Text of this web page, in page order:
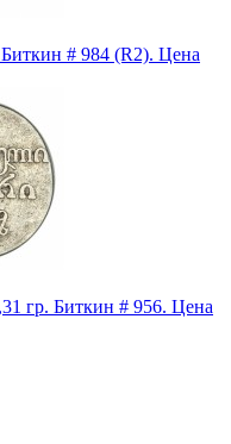
# 984 (R2). Цена
гр. Биткин # 956. Цена